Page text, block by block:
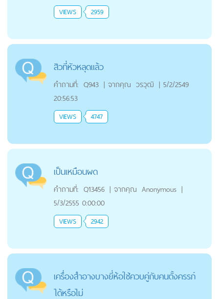
VIEWS 2959
สิวที่หัวหลุดแล้ว
คำถามที่: Q943 | จากคุณ วรวุฒิ | 5/2/2549
20:56:53
VIEWS 4747
เป็นเหมือนผด
คำถามที่: Q13456 | จากคุณ Anonymous |
5/3/2555 0:00:00
VIEWS 2942
เครื่องสำอางบางยี่ห้อใช้ควบคู่กับคนตั้งครรภ์
ได้หรือไม่